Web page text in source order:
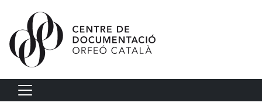
Vés al contingut
Navegació principal